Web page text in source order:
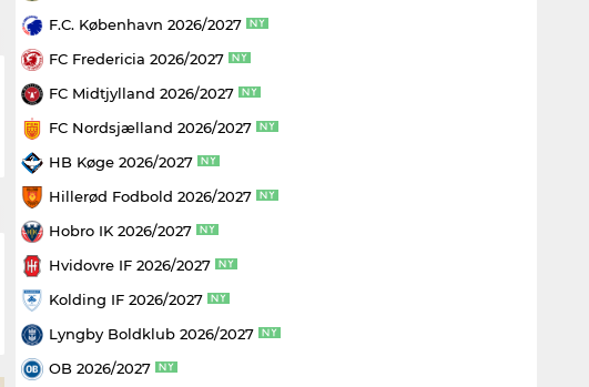
F.C. København 2026/2027
FC Fredericia 2026/2027
FC Midtjylland 2026/2027
FC Nordsjælland 2026/2027
HB Køge 2026/2027
Hillerød Fodbold 2026/2027
Hobro IK 2026/2027
Hvidovre IF 2026/2027
Kolding IF 2026/2027
Lyngby Boldklub 2026/2027
OB 2026/2027